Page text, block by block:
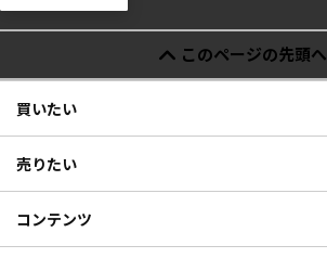
このページの先頭へ
買いたい
売りたい
コンテンツ